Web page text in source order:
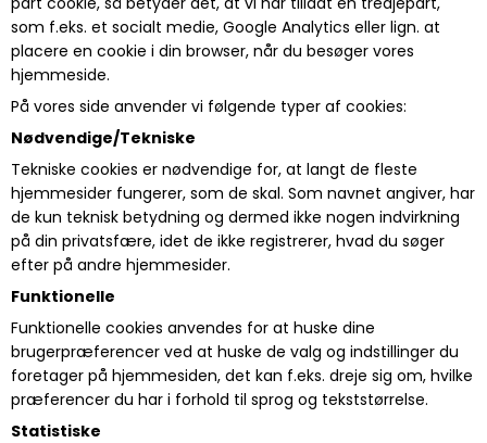
som f.eks. et socialt medie, Google Analytics eller lign. at
placere en cookie i din browser, når du besøger vores
hjemmeside.
På vores side anvender vi følgende typer af cookies:
Nødvendige/Tekniske
Tekniske cookies er nødvendige for, at langt de fleste
hjemmesider fungerer, som de skal. Som navnet angiver, har
de kun teknisk betydning og dermed ikke nogen indvirkning
på din privatsfære, idet de ikke registrerer, hvad du søger
efter på andre hjemmesider.
Funktionelle
Funktionelle cookies anvendes for at huske dine
brugerpræferencer ved at huske de valg og indstillinger du
foretager på hjemmesiden, det kan f.eks. dreje sig om, hvilke
præferencer du har i forhold til sprog og tekststørrelse.
Statistiske